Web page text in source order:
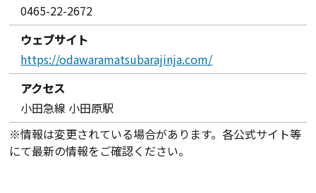
0465-22-2672
ウェブサイト
https://odawaramatsubarajinja.com/
アクセス
小田急線 小田原駅
※情報は変更されている場合があります。各公式サイト等
にて最新の情報をご確認ください。